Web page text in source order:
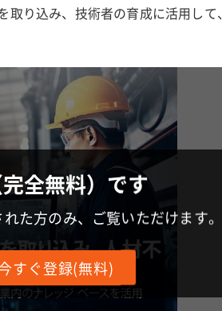
り込み、技術者の育成に活用して、
全無料）です
た方のみ、ご覧いただけます。
すぐ登録(無料)